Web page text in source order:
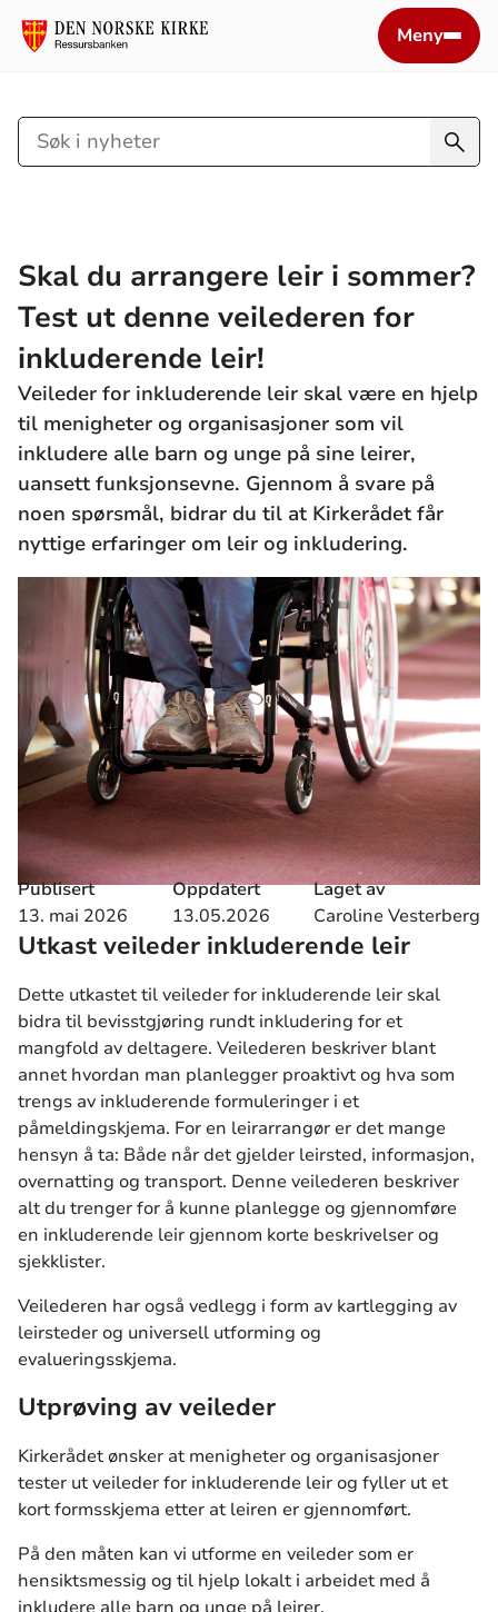
Meny
Søk
i
Skal du arrangere leir i sommer?
Test ut denne veilederen for
inkluderende leir!
Veileder for inkluderende leir skal være en hjelp
til menigheter og organisasjoner som vil
inkludere alle barn og unge på sine leirer,
uansett funksjonsevne. Gjennom å svare på
noen spørsmål, bidrar du til at Kirkerådet får
nyttige erfaringer om leir og inkludering.
Publisert
13. mai 2026
Oppdatert
13.05.2026
Laget av
Caroline Vesterberg
Utkast veileder inkluderende leir
Dette utkastet til veileder for inkluderende leir skal
bidra til bevisstgjøring rundt inkludering for et
mangfold av deltagere. Veilederen beskriver blant
annet hvordan man planlegger proaktivt og hva som
trengs av inkluderende formuleringer i et
påmeldingskjema. For en leirarrangør er det mange
hensyn å ta: Både når det gjelder leirsted, informasjon,
overnatting og transport. Denne veilederen beskriver
alt du trenger for å kunne planlegge og gjennomføre
en inkluderende leir gjennom korte beskrivelser og
sjekklister.
Veilederen har også vedlegg i form av kartlegging av
leirsteder og universell utforming og
evalueringsskjema.
Utprøving av veileder
Kirkerådet ønsker at menigheter og organisasjoner
tester ut veileder for inkluderende leir og fyller ut et
kort formsskjema etter at leiren er gjennomført.
På den måten kan vi utforme en veileder som er
hensiktsmessig og til hjelp lokalt i arbeidet med å